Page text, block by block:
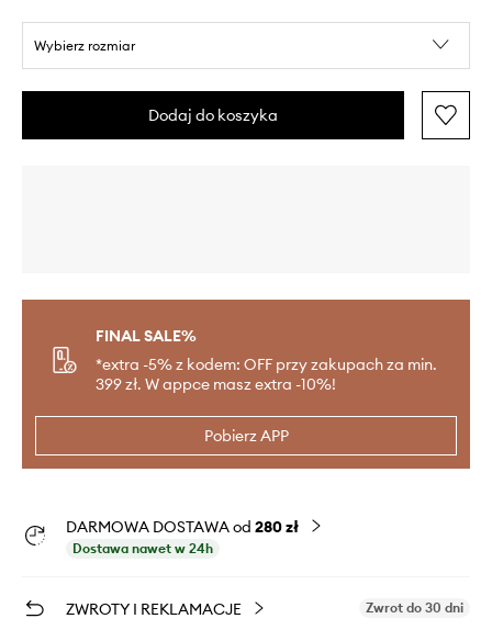
Wybierz rozmiar
Dodaj do koszyka
FINAL SALE%
*extra -5% z kodem: OFF przy zakupach za min.
399 zł. W appce masz extra -10%!
Pobierz APP
DARMOWA DOSTAWA od 280 zł
Dostawa nawet w 24h
ZWROTY I REKLAMACJE Zwrot do 30 dni